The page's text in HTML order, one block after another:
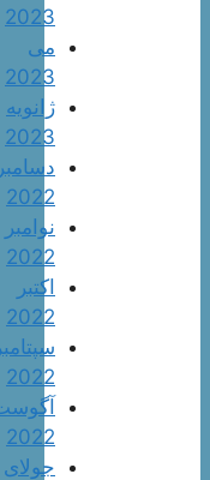
2023
می
2023
ژانویه
2023
دسامبر
2022
نوامبر
2022
اکتبر
2022
سپتامبر
2022
آگوست
2022
جولای